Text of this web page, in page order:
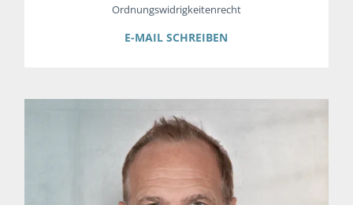
Ordnungswidrigkeitenrecht
E-MAIL SCHREIBEN